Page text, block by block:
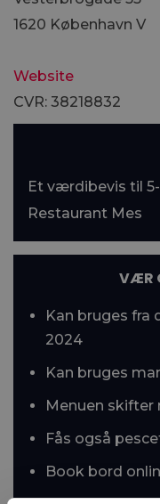
1620 København V
Website
CVR: 38218832
Et værdibevis til
Restaurant Mes
VÆR
Kan bruges fra
2024
Kan bruges
Menuen
Fås også
Book bord